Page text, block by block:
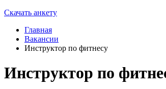
Скачать анкету
Главная
Вакансии
Инструктор по фитнесу
Инструктор по